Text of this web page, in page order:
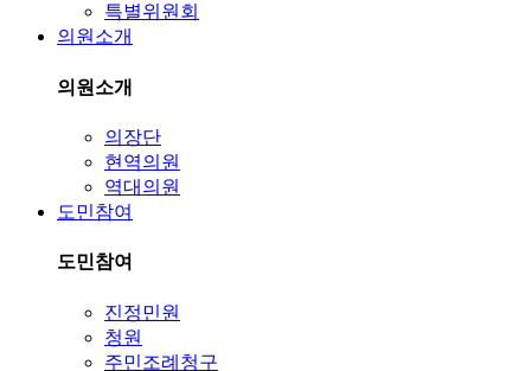
특별위원회
의원소개
의원소개
의장단
현역의원
역대의원
도민참여
도민참여
진정민원
청원
주민조례청구